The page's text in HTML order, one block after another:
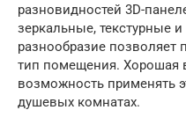
разновидностей 3D-
зеркальные, текстурные
разнообразие позволяет
тип помещения. Хорошая
возможность применять
душевых комнатах.